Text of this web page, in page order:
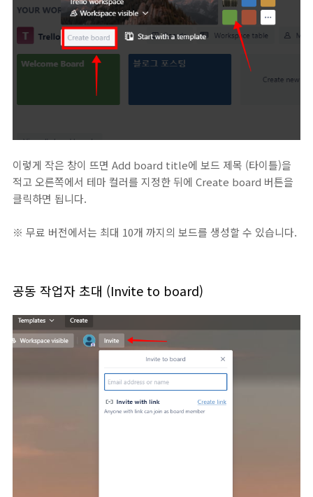
이렇게 작은 창이 뜨면 Add board title에 보드 제목 (타이틀)을
적고 오른쪽에서 테마 컬러를 지정한 뒤에 Create board 버튼을
클릭하면 됩니다.
※ 무료 버전에서는 최대 10개 까지의 보드를 생성할 수 있습니다.
공동 작업자 초대 (Invite to board)